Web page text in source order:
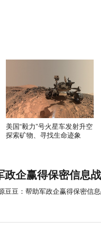
美国“毅力”号火星车发射升空
探索矿物、寻找生命迹象
政企赢得保密信息战
豆豆：帮助军政企赢得保密信